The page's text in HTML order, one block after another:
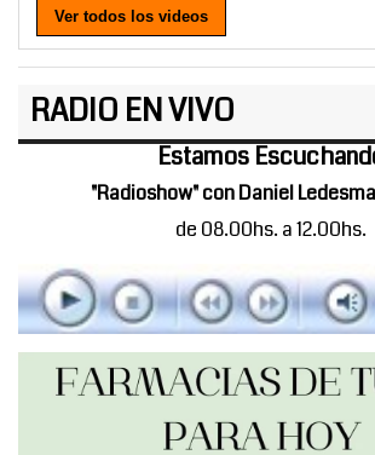
Ver todos los videos
RADIO EN VIVO
Estamos
"Radioshow" con Daniel
de 08.00hs. a 12.00hs.